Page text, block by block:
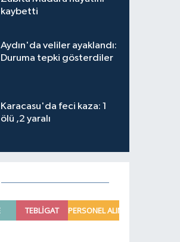
kaybetti
Aydın'da veliler ayaklandı:
Duruma tepki gösterdiler
Karacasu'da feci kaza: 1
ölü ,2 yaralı